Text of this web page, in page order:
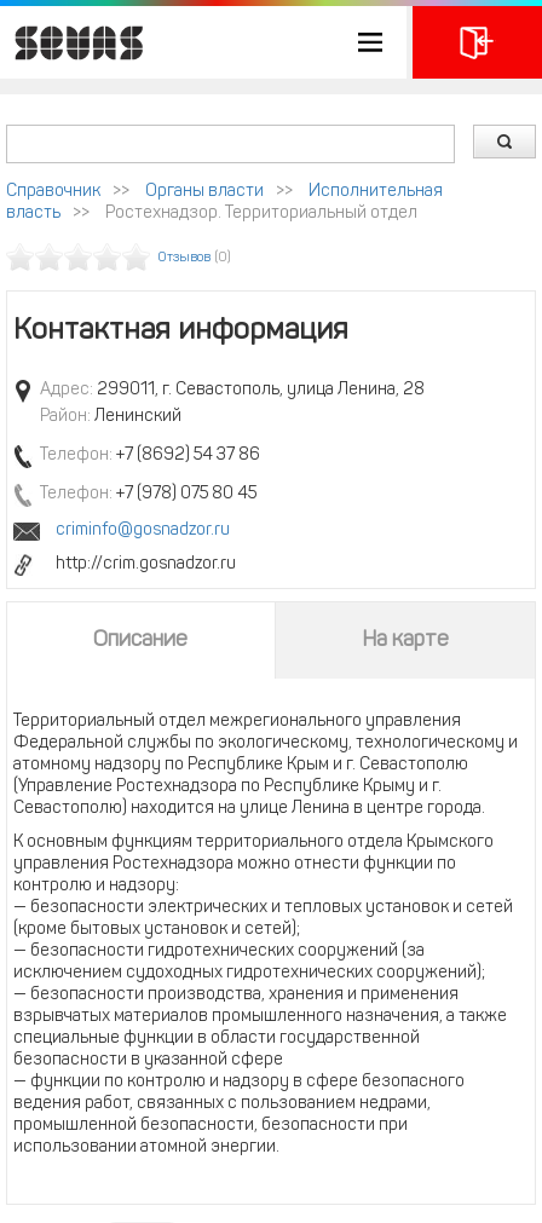
Справочник >> Органы власти >>
Исполнительная
власть
>> Ростехнадзор. Территориальный отдел
Отзывов (0)
Контактная информация
Адрес: 299011, г. Севастополь, улица Ленина, 28
Район: Ленинский
Телефон: +7 (8692) 54 37 86
Телефон: +7 (978) 075 80 45
criminfo@gosnadzor.ru
http://crim.gosnadzor.ru
Описание На карте
Территориальный отдел межрегионального управления
Федеральной службы по экологическому, технологическому и
атомному надзору по Республике Крым и г. Севастополю
(Управление Ростехнадзора по Республике Крыму и г.
Севастополю) находится на улице Ленина в центре города.
К основным функциям территориального отдела Крымского
управления Ростехнадзора можно отнести функции по
контролю и надзору:
— безопасности электрических и тепловых установок и сетей
(кроме бытовых установок и сетей);
— безопасности гидротехнических сооружений (за
исключением судоходных гидротехнических сооружений);
— безопасности производства, хранения и применения
взрывчатых материалов промышленного назначения, а также
специальные функции в области государственной
безопасности в указанной сфере
— функции по контролю и надзору в сфере безопасного
ведения работ, связанных с пользованием недрами,
промышленной безопасности, безопасности при
использовании атомной энергии.